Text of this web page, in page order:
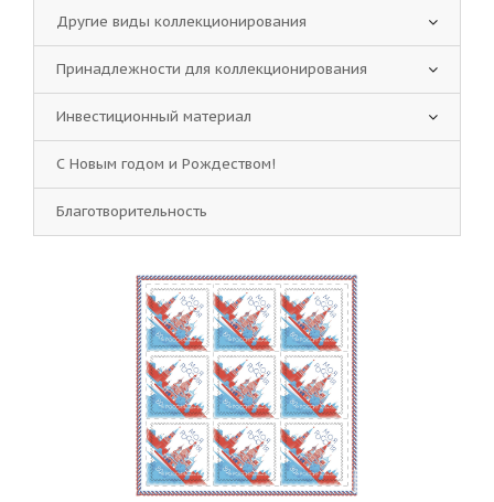
Другие виды коллекционирования
Принадлежности для коллекционирования
Инвестиционный материал
С Новым годом и Рождеством!
Благотворительность